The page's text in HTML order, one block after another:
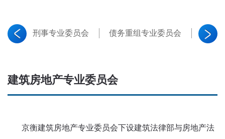
刑事专业委员会 债务重组专业委员会 证券
建筑房地产专业委员会
京衡建筑房地产专业委员会下设建筑法律部与房地产法